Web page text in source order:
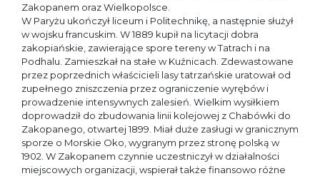
Zakopanem oraz Wielkopolsce.
W Paryżu ukończył liceum i Politechnikę, a następnie służył
w wojsku francuskim. W 1889 kupił na licytacji dobra
zakopiańskie, zawierające spore tereny w Tatrach i na
Podhalu. Zamieszkał na stałe w Kuźnicach. Zdewastowane
przez poprzednich właścicieli lasy tatrzańskie uratował od
zupełnego zniszczenia przez ograniczenie wyrębów i
prowadzenie intensywnych zalesień. Wielkim wysiłkiem
doprowadził do zbudowania linii kolejowej z Chabówki do
Zakopanego, otwartej 1899. Miał duże zasługi w granicznym
sporze o Morskie Oko, wygranym przez stronę polską w
1902. W Zakopanem czynnie uczestniczył w działalności
miejscowych organizacji, wspierał także finansowo różne